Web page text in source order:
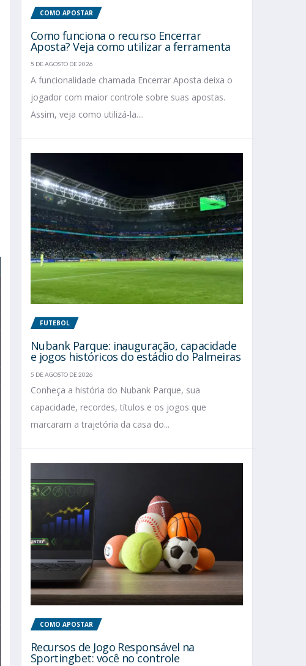
COMO APOSTAR
Como funciona o recurso Encerrar
Aposta? Veja como utilizar a ferramenta
5 DE AGOSTO DE 2026
A funcionalidade chamada Encerrar Aposta deixa o
jogador com maior controle sobre suas apostas.
Assim, veja como utilizá-la....
FUTEBOL
Nubank Parque: inauguração, capacidade
e jogos históricos do estádio do Palmeiras
5 DE AGOSTO DE 2026
Conheça a história do Nubank Parque, sua
capacidade, recordes, títulos e os jogos que
marcaram a trajetória da casa do...
COMO APOSTAR
Recursos de Jogo Responsável na
Sportingbet: você no controle